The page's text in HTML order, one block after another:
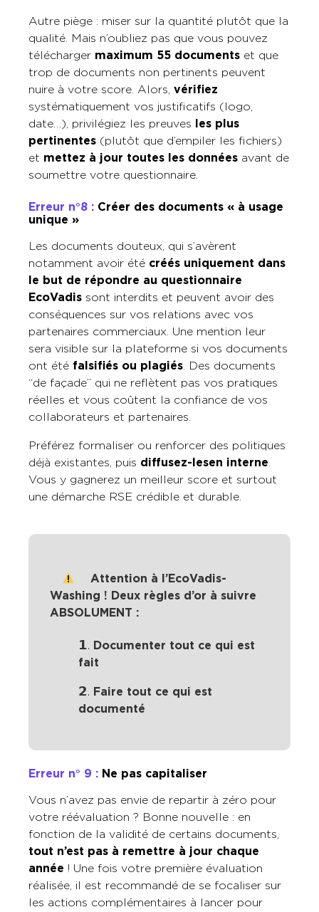
Autre piège : miser sur la quantité plutôt que la
qualité. Mais n’oubliez pas que vous pouvez
télécharger maximum 55 documents et que
trop de documents non pertinents peuvent
nuire à votre score. Alors, vérifiez
systématiquement vos justificatifs (logo,
date…), privilégiez les preuves les plus
pertinentes (plutôt que d’empiler les fichiers)
et mettez à jour toutes les données avant de
soumettre votre questionnaire.
Erreur n°8 : Créer des documents « à usage
unique »
Les documents douteux, qui s’avèrent
notamment avoir été créés uniquement dans
le but de répondre au questionnaire
EcoVadis sont interdits et peuvent avoir des
conséquences sur vos relations avec vos
partenaires commerciaux. Une mention leur
sera visible sur la plateforme si vos documents
ont été falsifiés ou plagiés . Des documents
“de façade” qui ne reflètent pas vos pratiques
réelles et vous coûtent la confiance de vos
collaborateurs et partenaires.
Préférez formaliser ou renforcer des politiques
déjà existantes, puis diffusez-lesen interne
Vous y gagnerez un meilleur score et surtout
une démarche RSE crédible et durable.
Attention à l’EcoVadis-
Washing ! Deux règles d’or à suivre
ABSOLUMENT :
𝟭. Documenter tout ce qui est
fait
𝟮. Faire tout ce qui est
documenté
Erreur n° 9 : Ne pas capitaliser
Vous n’avez pas envie de repartir à zéro pour
votre réévaluation ? Bonne nouvelle : en
fonction de la validité de certains documents,
tout n’est pas à remettre à jour chaque
année ! Une fois votre première évaluation
réalisée, il est recommandé de se focaliser sur
les actions complémentaires à lancer pour